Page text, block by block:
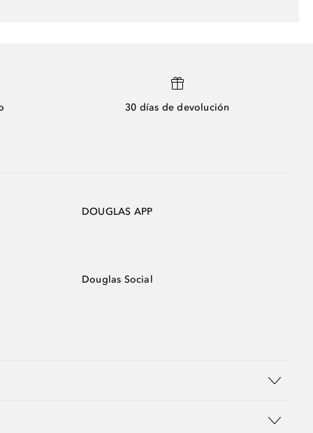
30 días de devolución
DOUGLAS APP
Douglas Social